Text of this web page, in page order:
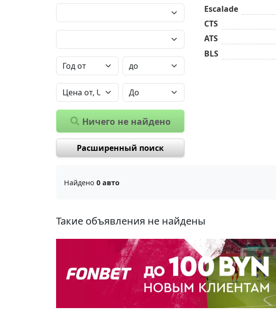
Ничего не найдено
Расширенный поиск
Escalade
CTS
ATS
BLS
Найдено 0 авто
Такие объявления не найдены